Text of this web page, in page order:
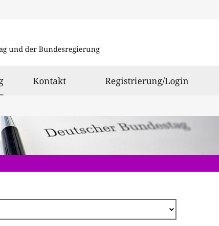
und der Bundesregierung
ausgewählt
Kontakt Registrierung/Login